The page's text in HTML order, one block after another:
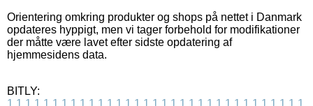
Orientering omkring produkter og shops på nettet i Danmark
opdateres hyppigt, men vi tager forbehold for modifikationer
der måtte være lavet efter sidste opdatering af
hjemmesidens data.
BITLY:
1 1 1 1 1 1 1 1 1 1 1 1 1 1 1 1 1 1 1 1 1 1 1 1 1 1 1 1 1 1 1 1 1